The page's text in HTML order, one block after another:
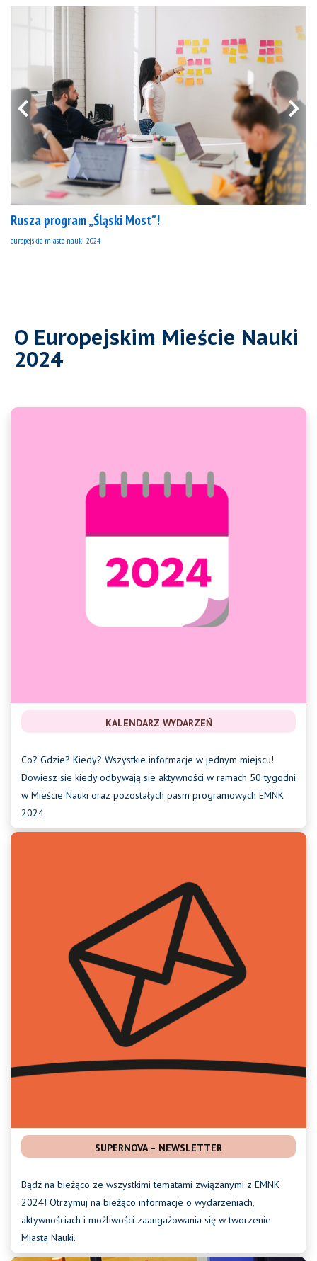
Rusza program „Śląski Most”!
europejskie miasto nauki 2024
O Europejskim Mieście Nauki
2024
KALENDARZ WYDARZEŃ
Co? Gdzie? Kiedy? Wszystkie informacje w jednym miejscu!
Dowiesz sie kiedy odbywają sie aktywności w ramach 50 tygodni
w Mieście Nauki oraz pozostałych pasm programowych EMNK
2024.
SUPERNOVA – NEWSLETTER
Bądź na bieżąco ze wszystkimi tematami związanymi z EMNK
2024! Otrzymuj na bieżąco informacje o wydarzeniach,
aktywnościach i możliwości zaangażowania się w tworzenie
Miasta Nauki.